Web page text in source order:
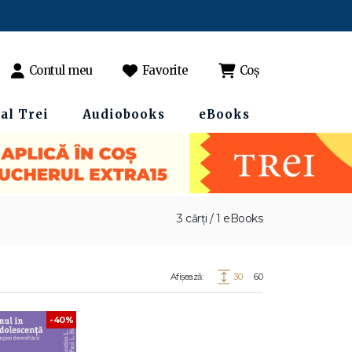
Contul meu Favorite Coș
Trei Audiobooks eBooks
3 cărți / 1 eBooks
Afișează: 30 60
-40%